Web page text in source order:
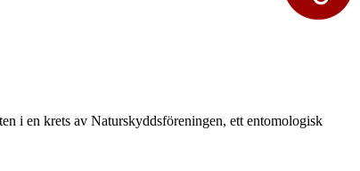
i en krets av Naturskyddsföreningen, ett entomologisk